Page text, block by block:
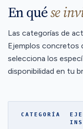
En quése
Las categorías de
Ejemplos concretos
selecciona los
disponibilidad en tu
CATEGORÍA